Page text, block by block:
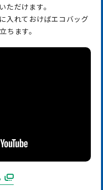
ただけます。
入れておけばエコバッグ
ちます。